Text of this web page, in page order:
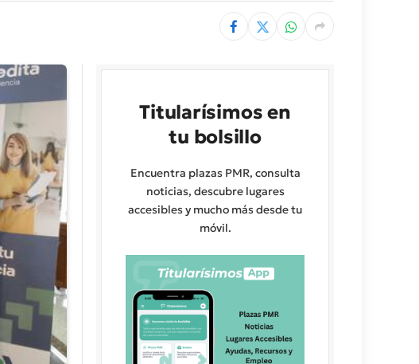
Titularísimos en
tu bolsillo
Encuentra plazas PMR, consulta
noticias, descubre lugares
accesibles y mucho más desde tu
móvil.